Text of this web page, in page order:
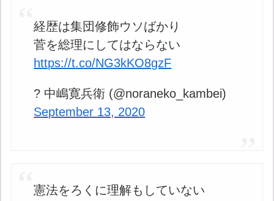
経歴は集団修飾ウソばかり
菅を総理にしてはならない
https://t.co/NG3kKO8gzF
? 中嶋寛兵衛 (@noraneko_kambei)
September 13, 2020
憲法をろくに理解もしていない